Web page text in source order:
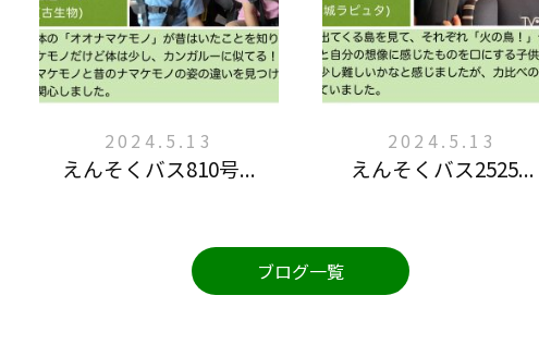
2024.5.13
えんそくバス810号...
2024.5.13
えんそくバス2525...
ブログ一覧